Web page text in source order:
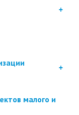
малого и